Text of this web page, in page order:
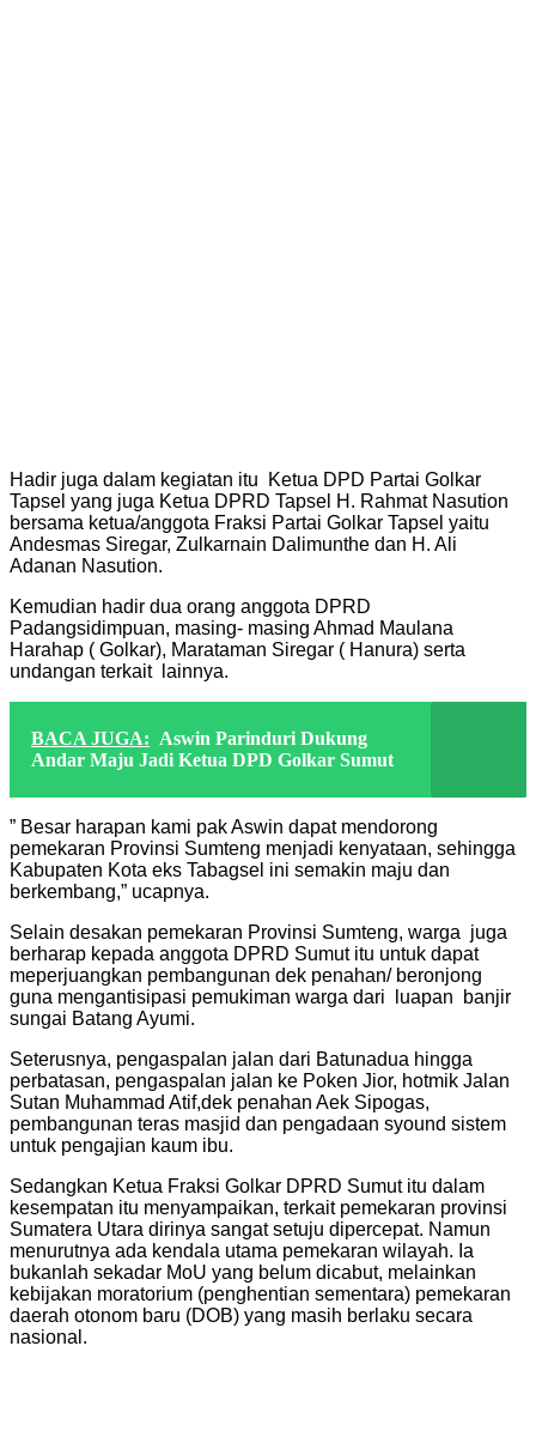
Hadir juga dalam kegiatan itu Ketua DPD Partai Golkar
Tapsel yang juga Ketua DPRD Tapsel H. Rahmat Nasution
bersama ketua/anggota Fraksi Partai Golkar Tapsel yaitu
Andesmas Siregar, Zulkarnain Dalimunthe dan H. Ali
Adanan Nasution.
Kemudian hadir dua orang anggota DPRD
Padangsidimpuan, masing- masing Ahmad Maulana
Harahap ( Golkar), Marataman Siregar ( Hanura) serta
undangan terkait lainnya.
BACA JUGA: Aswin Parinduri Dukung
Andar Maju Jadi Ketua DPD Golkar Sumut
” Besar harapan kami pak Aswin dapat mendorong
pemekaran Provinsi Sumteng menjadi kenyataan, sehingga
Kabupaten Kota eks Tabagsel ini semakin maju dan
berkembang,” ucapnya.
Selain desakan pemekaran Provinsi Sumteng, warga juga
berharap kepada anggota DPRD Sumut itu untuk dapat
meperjuangkan pembangunan dek penahan/ beronjong
guna mengantisipasi pemukiman warga dari luapan banjir
sungai Batang Ayumi.
Seterusnya, pengaspalan jalan dari Batunadua hingga
perbatasan, pengaspalan jalan ke Poken Jior, hotmik Jalan
Sutan Muhammad Atif,dek penahan Aek Sipogas,
pembangunan teras masjid dan pengadaan syound sistem
untuk pengajian kaum ibu.
Sedangkan Ketua Fraksi Golkar DPRD Sumut itu dalam
kesempatan itu menyampaikan, terkait pemekaran provinsi
Sumatera Utara dirinya sangat setuju dipercepat. Namun
menurutnya ada kendala utama pemekaran wilayah. Ia
bukanlah sekadar MoU yang belum dicabut, melainkan
kebijakan moratorium (penghentian sementara) pemekaran
daerah otonom baru (DOB) yang masih berlaku secara
nasional.